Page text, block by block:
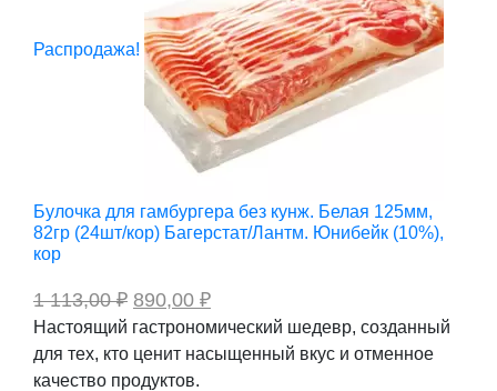
Распродажа!
Булочка для гамбургера без кунж. Белая 125мм,
82гр (24шт/кор) Багерстат/Лантм. Юнибейк (10%),
кор
1 113,00₽ Первоначальная
цена
составляла
1
113,00 ₽.
890,00 ₽Текущая
цена:
890,00 ₽.
Настоящий гастрономический шедевр, созданный
для тех, кто ценит насыщенный вкус и отменное
качество продуктов.